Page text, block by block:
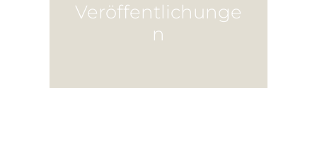
Veröffentlichunge
n